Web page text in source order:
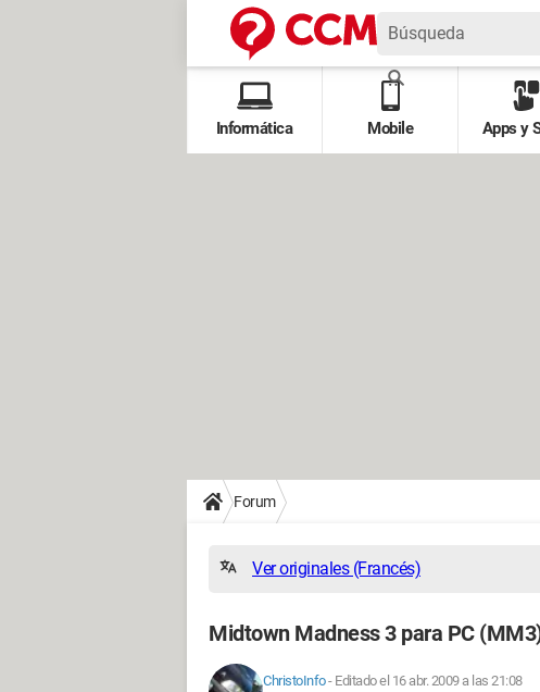
Informática Mobile Apps y
Forum
Ver originales (Francés)
Midtown Madness 3 para PC
ChristoInfo- Editado el 16 abr. 2009 a las 21:08